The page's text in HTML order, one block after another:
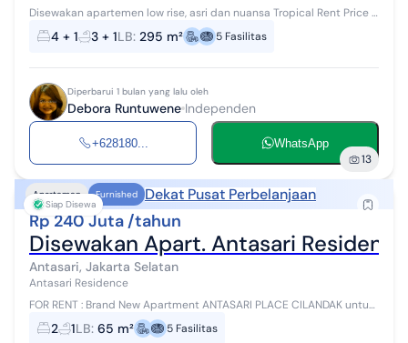
Disewakan apartemen low rise, asri dan nuansa Tropical Rent Price :
USD 4.100/ month + VAT, Compound fee: 333,33 + VAT 4 bedroom
and 4 bathroom, ...
4 + 1 3 + 1LB: 295 m² 5 Fasilitas
Diperbarui 1 bulan yang lalu oleh
Debora Runtuwene Independen
+628180... WhatsApp
13
Siap Disewa
Apartemen Furnished Dekat Pusat Perbelanjaan
Rp 240 Juta /tahun
Disewakan Apart. Antasari
Antasari, Jakarta Selatan
Antasari Residence
FOR RENT : Brand New Apartment ANTASARI PLACE CILANDAK untuk
disewakan - fully furnished (10/12/2025): - 2 Bedrooms (terbesar
dan ternyaman) - 1...
2 1LB: 65 m² 5 Fasilitas